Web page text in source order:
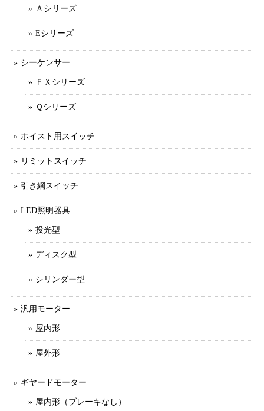
Ａシリーズ
Eシリーズ
シーケンサー
ＦＸシリーズ
Ｑシリーズ
ホイスト用スイッチ
リミットスイッチ
引き綱スイッチ
LED照明器具
投光型
ディスク型
シリンダー型
汎用モーター
屋内形
屋外形
ギヤードモーター
屋内形（ブレーキなし）